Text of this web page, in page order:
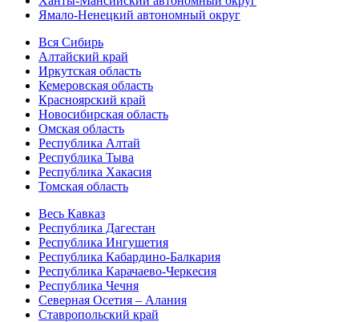
Ямало-Ненецкий автономный округ
Вся Сибирь
Алтайский край
Иркутская область
Кемеровская область
Красноярский край
Новосибирская область
Омская область
Республика Алтай
Республика Тыва
Республика Хакасия
Томская область
Весь Кавказ
Республика Дагестан
Республика Ингушетия
Республика Кабардино-Балкария
Республика Карачаево-Черкесия
Республика Чечня
Северная Осетия – Алания
Ставропольский край